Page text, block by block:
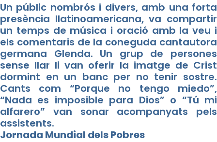
Un públic nombrós i divers, amb una forta
presència llatinoamericana, va compartir
un temps de música i oració amb la veu i
els comentaris de la coneguda cantautora
germana Glenda. Un grup de persones
sense llar li van oferir la imatge de Crist
dormint en un banc per no tenir sostre.
Cants com “Porque no tengo miedo”,
“Nada es imposible para Dios” o “Tú mi
alfarero” van sonar acompanyats pels
assistents.
Jornada Mundial dels Pobres